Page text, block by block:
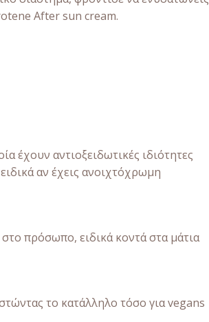
After sun cream.
έχουν αντιοξειδωτικές ιδιότητες
αν έχεις ανοιχτόχρωμη
πρόσωπο, ειδικά κοντά στα μάτια
το κατάλληλο τόσο για vegans